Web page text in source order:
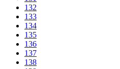
132
133
134
135
136
137
138